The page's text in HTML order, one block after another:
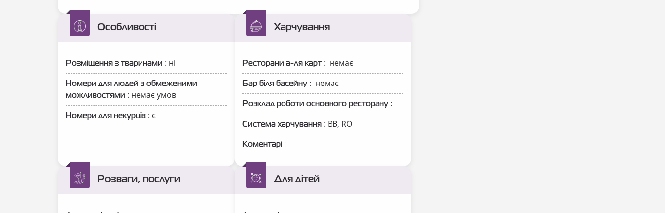
Особливості
Розміщення з тваринами : ні
Номери для людей з обмеженими
можливостями : немає умов
Номери для некурців : є
Харчування
Ресторани а-ля карт: немає
Бар біля басейну : немає
Розклад роботи основного ресторану :
Система харчування : ВВ, RO
Коментарі :
Розваги, послуги Для дітей